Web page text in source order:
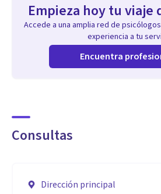
Empieza hoy tu viaje
Accede a una amplia red de
experiencia a tu
Encuentra
Consultas
Dirección principal